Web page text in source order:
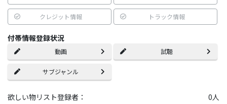
クレジット情報 トラック情報
付帯情報登録状況
動画 試聴
サブジャンル
欲しい物リスト登録者： 0人